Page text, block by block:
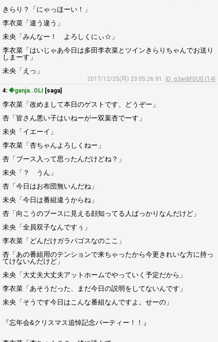
きらり？「にゃっほーい！」
李衣菜「違う違う」
未央「みんなー！ よろしくにぃ☆」
李衣菜「はいじゃあ今日は多田李衣菜とツインきらりちゃんでお送り
しまーす」
未央「えっ」
2017/12/25(月) 23:05:26.91
ID: g3wdiF0U0 (14)
4: ◆ganja..OLI [saga]
李衣菜「改めまして本日のゲストです、どうぞー」
杏「皆さん悪い子はいねーがー双葉杏でーす」
未央「イエーイ」
李衣菜「杏ちゃんよろしくねー」
杏「ブース入って思ったんだけどね？」
未央「？ うん」
杏「今日はお布団無いんだね」
未央「今日は番組違うからね」
杏「向こうのブースに見える顔知ってる人ばっかりなんだけど」
未央「全員双子なんですぅ」
李衣菜「どんだけガラパゴスなのここ」
杏「あの番組用のテンションで来ちゃったから今更きれいな方に持っ
てけないんだけど」
未央「大丈夫大丈夫アットホームでやっていく予定だから」
李衣菜「あそうだった、まだ今日の説明をしてないんです」
未央「そうです今日はこんな番組なんですよ。せーの」
『忘年会&クリスマス追悼記念パーティー！！』